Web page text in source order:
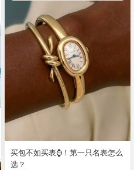
买包不如买表⌚️！第一只名表怎么
选？